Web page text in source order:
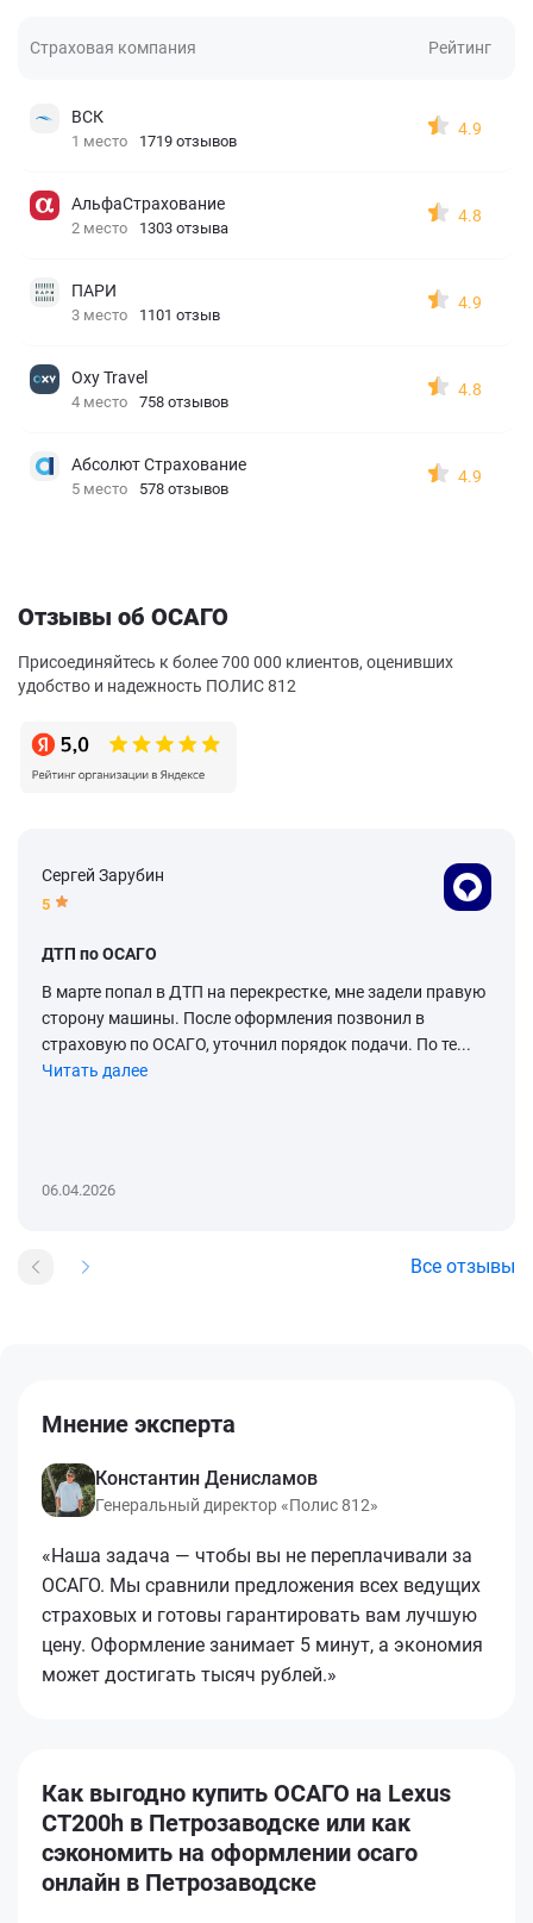
Страховая компания Рейтинг
ВСК
1 место 1719 отзывов
4.9
АльфаСтрахование
2 место 1303 отзыва
4.8
ПАРИ
3 место 1101 отзыв
4.9
Oxy Travel
4 место 758 отзывов
4.8
Абсолют Страхование
5 место 578 отзывов
4.9
Отзывы об ОСАГО
Присоединяйтесь к более 700 000 клиентов, оценивших
удобство и надежность ПОЛИС 812
Сергей Зарубин
5
ДТП по ОСАГО
В марте попал в ДТП на перекрестке, мне задели правую
сторону машины. После оформления позвонил в
страховую по ОСАГО, уточнил порядок подачи. По те...
Читать далее
06.04.2026
Все отзывы
Мнение эксперта
Константин Денисламов
Генеральный директор «Полис 812»
«Наша задача — чтобы вы не переплачивали за
ОСАГО. Мы сравнили предложения всех ведущих
страховых и готовы гарантировать вам лучшую
цену. Оформление занимает 5 минут, а экономия
может достигать тысяч рублей.»
Как выгодно купить ОСАГО на Lexus
CT200h в Петрозаводске или как
сэкономить на оформлении осаго
онлайн в Петрозаводске